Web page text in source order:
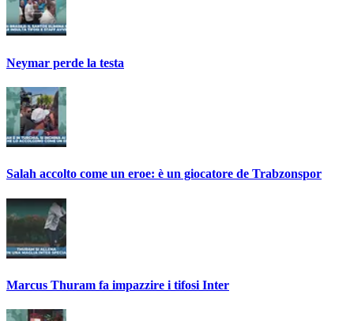
Neymar perde la testa
Salah accolto come un eroe: è un giocatore de Trabzonspor
Marcus Thuram fa impazzire i tifosi Inter